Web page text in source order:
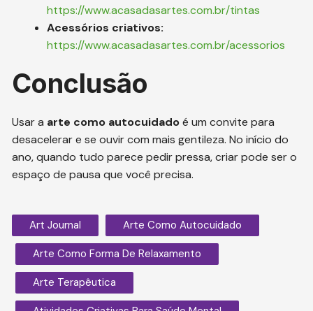
https://www.acasadasartes.com.br/tintas
Acessórios criativos:
https://www.acasadasartes.com.br/acessorios
Conclusão
Usar a arte como autocuidadoé um convite para
desacelerar e se ouvir com mais gentileza. No início do
ano, quando tudo parece pedir pressa, criar pode ser o
espaço de pausa que você precisa.
Art Journal Arte Como Autocuidado
Arte Como Forma De Relaxamento
Arte Terapêutica